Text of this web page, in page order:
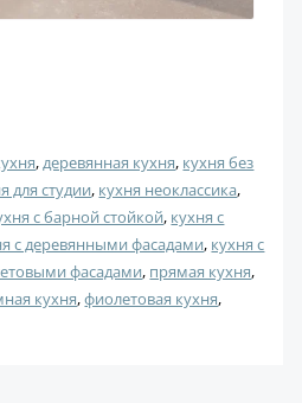
, деревянная кухня, кухня без
для студии, кухня неоклассика
с барной стойкой, кухня с
с деревянными фасадами, кухня с
фасадами, прямая кухня
кухня, фиолетовая кухня